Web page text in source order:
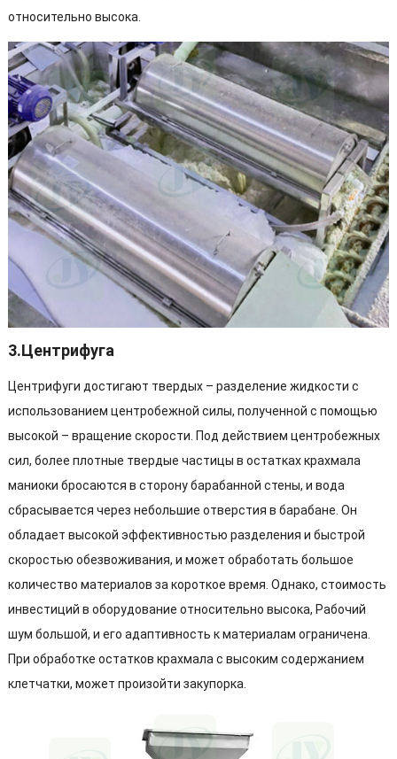
относительно высока.
3.Центрифуга
Центрифуги достигают твердых – разделение жидкости с
использованием центробежной силы, полученной с помощью
высокой – вращение скорости. Под действием центробежных
сил, более плотные твердые частицы в остатках крахмала
маниоки бросаются в сторону барабанной стены, и вода
сбрасывается через небольшие отверстия в барабане. Он
обладает высокой эффективностью разделения и быстрой
скоростью обезвоживания, и может обработать большое
количество материалов за короткое время. Однако, стоимость
инвестиций в оборудование относительно высока, Рабочий
шум большой, и его адаптивность к материалам ограничена.
При обработке остатков крахмала с высоким содержанием
клетчатки, может произойти закупорка.